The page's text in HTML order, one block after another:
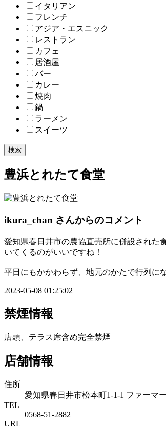
イタリアン
フレンチ
アジア・エスニック
レストラン
カフェ
居酒屋
バー
カレー
焼肉
鍋
ラーメン
スイーツ
検索
豊浜とれたて食堂
ikura_chan さんからのコメント
愛知県春日井市の農協直売所に併設された
いてくるのがいいですね！
平日にもかかわらず、地元のかたで行列に
2023-05-08 01:25:02
禁煙情報
店頭、テラス席含め完全禁煙
店舗情報
住所
愛知県春日井市松本町1-1-1 ファーマ
TEL
0568-51-2882
URL